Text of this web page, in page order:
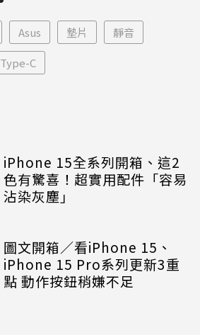
Asus 墊片 靜音
Type-C
iPhone 15全系列開箱、這2
色有驚喜！超實用配件「容易
沾染灰塵」
圖文開箱／看iPhone 15、
iPhone 15 Pro系列更新3重
點 動作按鈕稍嫌不足